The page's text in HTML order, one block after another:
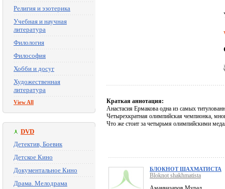
Религия и эзотерика
Учебная и научная
литература
Филология
Философия
Хобби и досуг
Художественная
литература
View All
DVD
Детектив, Боевик
Детское Кино
Документальное Кино
Драма. Мелодрама
Краткая аннотация:
Анастасия Ермакова одна из самых
Четырехкратная олимпийская чемпионка,
Что же стоит за четырьмя олимпийскими
БЛОКНОТ ШАХМАТИСТА
Bloknot shakhmatista